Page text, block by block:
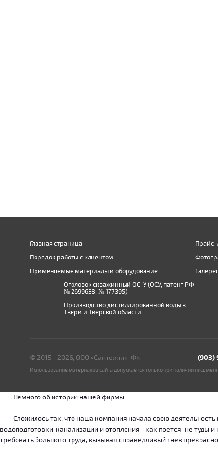
Главная страница
Порядок работы с клиентом
Применяемые материалы и оборудование
Прайс-
Оголовок скважинный ОС-У (ОСУ, патент РФ
№ 2699638, № 177395)
Производство дистиллированной воды в
Твери и Тверской области
© 2015 - 2026, ООО «Сантехник-Ф» (903)
Использование материалов сайта допускается только при наличии
Немного об истории нашей фирмы.
Сложилось так, что наша компания начала свою деятельность
водоподготовки, канализации и отопления - как поется "не
требовать большого труда, вызывая справедливый гнев